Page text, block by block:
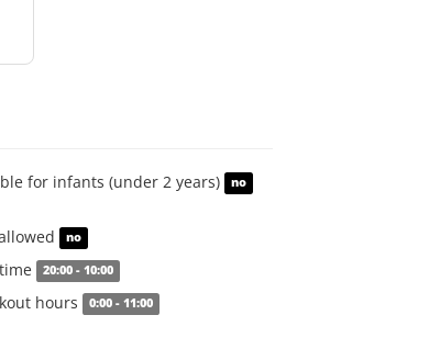
for infants (under 2 years) no
no
20:00 - 10:00
hours 0:00 - 11:00